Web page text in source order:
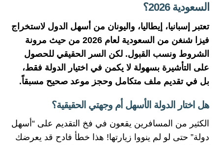
السعودية 2026؟
تعتبر إسبانيا، إيطاليا، واليونان من أسهل الدول لاستخراج
فيزا شنغن من السعودية لعام 2026 من حيث مرونة
الشروط ونسب القبول. لكن السر الحقيقي للحصول
على التأشيرة بسهولة لا يكمن في اختيار الدولة فقط،
بل في تقديم ملف متكامل وحجز موعد صحيح مسبقاً.
هل اختار الدولة الأسهل أم وجهتي الحقيقية؟
الكثير من المسافرين يقعون في فخ التقديم على “أسهل
دولة” حتى لو لم ينووا زيارتها! هذا خطأ فادح قد يعرضك